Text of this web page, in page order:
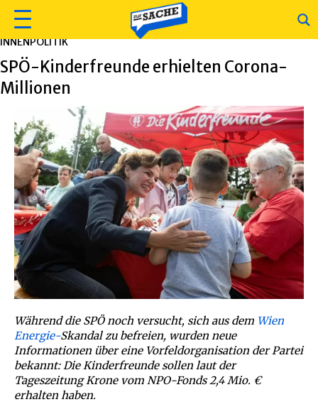
INNENPOLITIK
SPÖ-Kinderfreunde erhielten Corona-
Millionen
Während die SPÖ noch versucht, sich aus dem Wien
Energie-Skandal zu befreien, wurden neue
Informationen über eine Vorfeldorganisation der Partei
bekannt: Die Kinderfreunde sollen laut der
Tageszeitung Krone vom NPO-Fonds 2,4 Mio. €
erhalten haben.